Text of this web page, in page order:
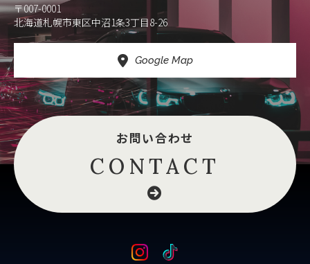
〒007-0001
北海道札幌市東区中沼1条3丁目8-26
Google Map
お問い合わせ
CONTACT